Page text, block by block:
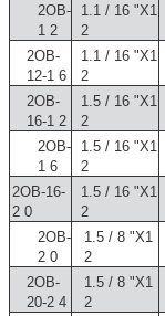
2OB-
1 2
1.1 / 16 "X1
2
2OB-
12-1 6
1.1 / 16 "X1
2
2OB-
16-1 2
1.5 / 16 "X1
2
2OB-
1 6
1.5 / 16 "X1
2
2OB-16-
2 0
1.5 / 16 "X1
2
2OB-
2 0
1.5 / 8 "X1
2
2OB-
20-2 4
1.5 / 8 "X1
2